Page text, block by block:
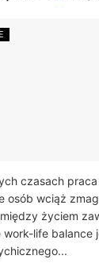
czasach praca
osób wciąż
życiem
work-life balance